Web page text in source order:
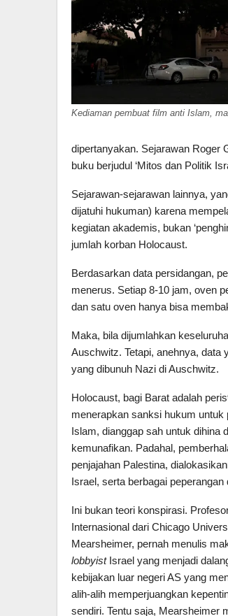
Kediaman pembuat film anti Islam,
dipertanyakan. Sejarawan Roger
buku berjudul ‘Mitos dan Politik
Sejarawan-sejarawan lainnya,
dijatuhi hukuman) karena
kegiatan akademis, bukan
jumlah korban Holocaust.
Berdasarkan data persidangan,
menerus. Setiap 8-10 jam, oven
dan satu oven hanya bisa
Maka, bila dijumlahkan
Auschwitz. Tetapi, anehnya, data
yang dibunuh Nazi di Auschwitz.
Holocaust, bagi Barat adalah
menerapkan sanksi hukum
Islam, dianggap sah untuk dihina
kemunafikan. Padahal,
penjajahan Palestina,
Israel, serta berbagai
Ini bukan teori konspirasi.
Internasional dari Chicago
Mearsheimer, pernah menulis
lobbyistIsrael yang menjadi
kebijakan luar negeri AS yang
alih-alih memperjuangkan
sendiri. Tentu saja, Mearsheimer